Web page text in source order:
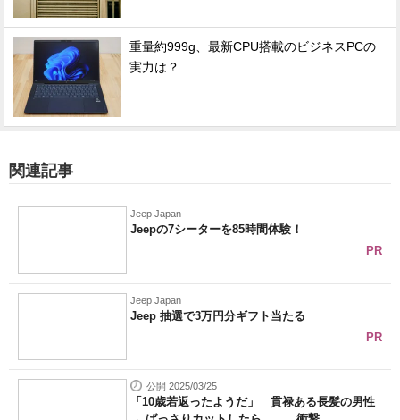
重量約999g、最新CPU搭載のビジネスPCの
実力は？
関連記事
Jeep Japan
Jeepの7シーターを85時間体験！
PR
Jeep Japan
Jeep 抽選で3万円分ギフト当たる
PR
公開 2025/03/25
「10歳若返ったようだ」 貫禄ある長髪の男性